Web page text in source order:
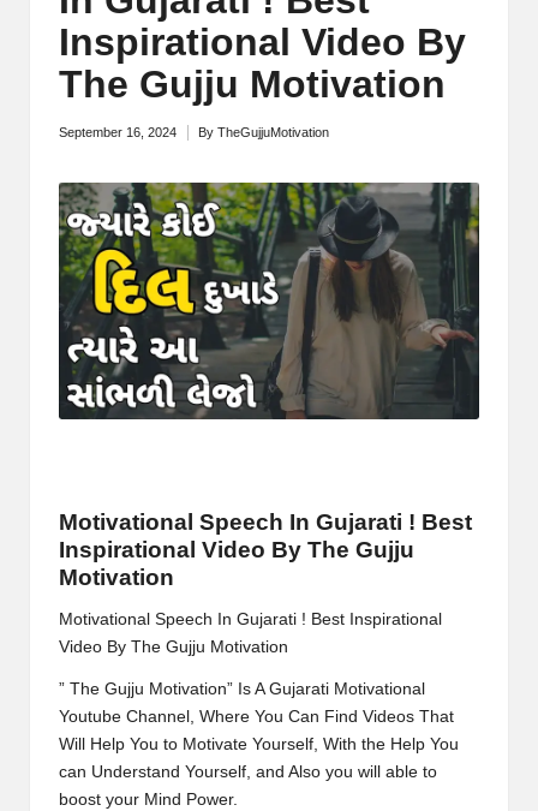
Inspirational Video By
The Gujju Motivation
September 16, 2024
Posted
ByTheGujjuMotivation
Motivational Speech In Gujarati ! Best
Inspirational Video By The Gujju
Motivation
Motivational Speech In Gujarati ! Best Inspirational
Video By The Gujju Motivation
” The Gujju Motivation” Is A Gujarati Motivational
Youtube Channel, Where You Can Find Videos That
Will Help You to Motivate Yourself, With the Help You
can Understand Yourself, and Also you will able to
boost your Mind Power.